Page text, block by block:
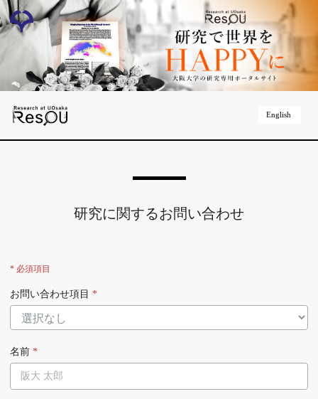
English
研究に関するお問い合わせ
* 必須項目
お問い合わせ項目 *
名前 *